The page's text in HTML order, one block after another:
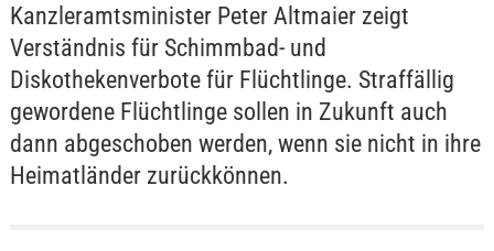
Kanzleramtsminister Peter Altmaier zeigt
Verständnis für Schimmbad- und
Diskothekenverbote für Flüchtlinge. Straffällig
gewordene Flüchtlinge sollen in Zukunft auch
dann abgeschoben werden, wenn sie nicht in ihre
Heimatländer zurückkönnen.